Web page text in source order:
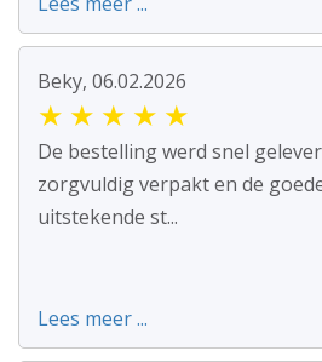
Beky, 06.02.2026
★ ★ ★ ★ ★
De bestelling werd snel
zorgvuldig verpakt en de
uitstekende st...
Lees meer ...